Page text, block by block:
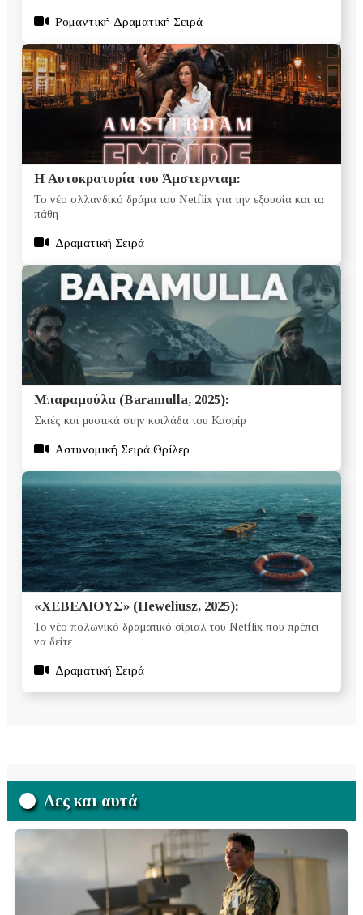
Ρομαντική Δραματική Σειρά
Η Αυτοκρατορία του Άμστερνταμ:
Το νέο ολλανδικό δράμα του Netflix για την εξουσία και τα
πάθη
Δραματική Σειρά
Μπαραμούλα (Baramulla, 2025):
Σκιές και μυστικά στην κοιλάδα του Κασμίρ
Αστυνομική Σειρά Θρίλερ
«ΧΕΒΕΛΙΟΥΣ» (Heweliusz, 2025):
Το νέο πολωνικό δραματικό σίριαλ του Netflix που πρέπει
να δείτε
Δραματική Σειρά
Δες και αυτά